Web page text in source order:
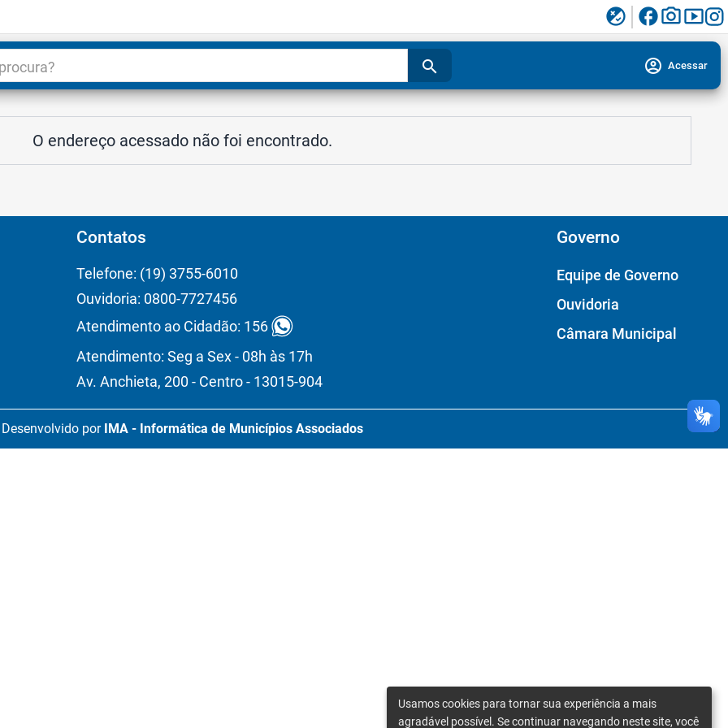
flaky facebookphoto_camerasmart_display
search account_circle Acessar
O endereço acessado não foi encontrado.
Contatos
Telefone: (19) 3755-6010
Ouvidoria: 0800-7727456
Atendimento ao Cidadão: 156
Atendimento: Seg a Sex - 08h às 17h
Av. Anchieta, 200 - Centro - 13015-904
Governo
Equipe de Governo
Ouvidoria
Câmara Municipal
Desenvolvido por IMA - Informática de Municípios Associados
Usamos cookies para tornar sua experiência a mais
agradável possível. Se continuar navegando neste site, você